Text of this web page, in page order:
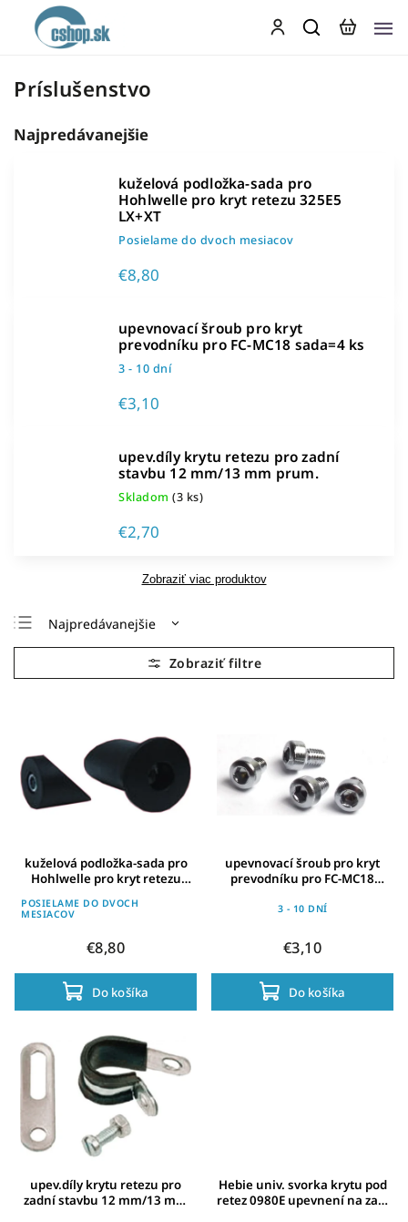
Príslušenstvo
Najpredávanejšie
kuželová podložka-sada pro
Hohlwelle pro kryt retezu 325E5
LX+XT
Posielame do dvoch mesiacov
€8,80
upevnovací šroub pro kryt
prevodníku pro FC-MC18 sada=4 ks
3 - 10 dní
€3,10
upev.díly krytu retezu pro zadní
stavbu 12 mm/13 mm prum.
Skladom (3 ks)
€2,70
Zobraziť viac produktov
Najpredávanejšie
Najlacnejšie
Najdrahšie
kuželová podložka-sada pro
Hohlwelle pro kryt retezu
POSIELAME DO DVOCH
MESIACOV
€8,80
Do košíka
upevnovací šroub pro kryt
prevodníku pro FC-MC18
3 - 10 DNÍ
€3,10
Do košíka
upev.díly krytu retezu pro
zadní stavbu 12 mm/13 mm
Hebie univ. svorka krytu pod
retez 0980E upevnení na zad.